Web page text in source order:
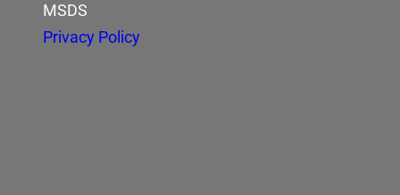
MSDS
Privacy Policy